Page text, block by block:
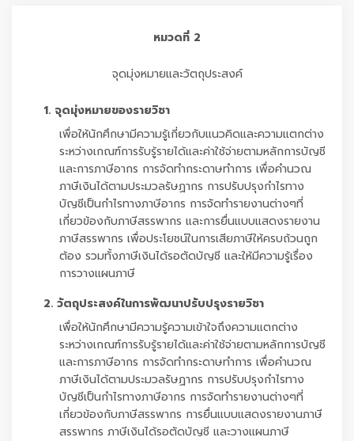
หมวดที่ 2
จุดมุ่งหมายและวัตถุประสงค์
1. จุดมุ่งหมายของรายวิชา
เพื่อให้นักศึกษามีความรู้เกี่ยวกับแนวคิดและความแตกต่าง
ระหว่างเกณฑ์การรับรู้รายได้และค่าใช้จ่ายตามหลักการบัญชี
และการภาษีอากร การจัดทำกระดาษทำการ เพื่อคำนวณ
ภาษีเงินได้ตามประมวลรัษฏากร การปรับปรุงกำไรทาง
บัญชีเป็นกำไรทางภาษีอากร การจัดทำรายงานต่างๆที่
เกี่ยวข้องกับภาษีสรรพากร และการยื่นแบบแสดงรายงาน
ภาษีสรรพากร เพื่อประโยชน์ในการเสียภาษีให้ครบถ้วนถูก
ต้อง รวมทั้งภาษีเงินได้รอตัดบัญชี และให้มีความรู้เรื่อง
การวางแผนภาษี
2. วัตถุประสงค์ในการพัฒนาปรับปรุงรายวิชา
เพื่อให้นักศึกษามีความรู้ความเข้าใจถึงความแตกต่าง
ระหว่างเกณฑ์การรับรู้รายได้และค่าใช้จ่ายตามหลักการบัญชี
และการภาษีอากร การจัดทำกระดาษทำการ เพื่อคำนวณ
ภาษีเงินได้ตามประมวลรัษฏากร การปรับปรุงกำไรทาง
บัญชีเป็นกำไรทางภาษีอากร การจัดทำรายงานต่างๆที่
เกี่ยวข้องกับภาษีสรรพากร การยื่นแบบแสดงรายงานภาษี
สรรพากร ภาษีเงินได้รอตัดบัญชี และวางแผนภาษี